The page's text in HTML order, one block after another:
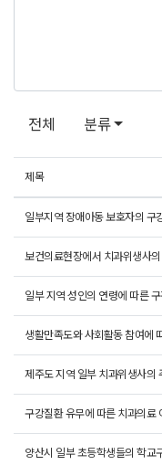
전체 분류
제목
일부지역 장애아동 보호자의 구
보건의료현장에서 치과위생사
일부 지역 성인의 연령에 따른
생활만족도와 사회활동 참여에
제주도 지역 일부 치과위생사의
구강질환 유무에 따른 치과의료
양산시 일부 초등학생들의 학교